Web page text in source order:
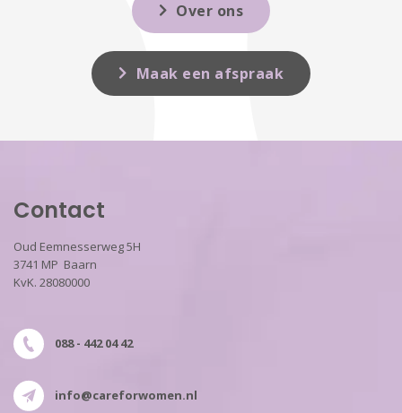
Over ons
Maak een afspraak
Contact
Oud Eemnesserweg 5H
3741 MP Baarn
KvK. 28080000
088 - 442 04 42
info@careforwomen.nl